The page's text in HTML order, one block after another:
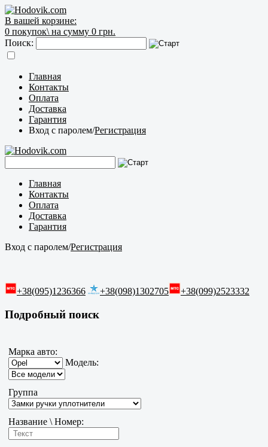
В вашей корзине:
0 покупок\ на сумму 0 грн.
Поиск:
Главная
Контакты
Оплата
Доставка
Гарантия
Вход с паролем/Регистрация
Главная
Контакты
Оплата
Доставка
Гарантия
Вход с паролем/Регистрация
+38(095)1236366 +38(098)1302705 +38(099)2523332
Подробный поиск
Марка авто:
Модель:
Группа
Название \ Номер: